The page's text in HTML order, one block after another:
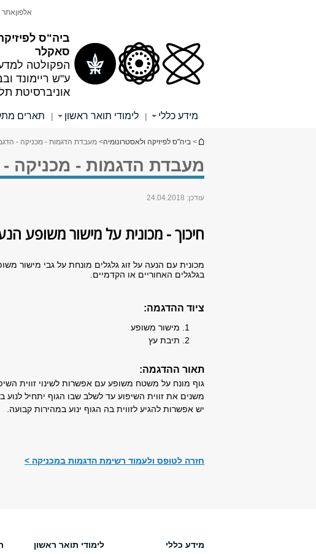
ביה"ס
סאקלר
הפקולטה
ע"ש ריימונד
אוניברסיטת
אלפוןאתר
מידע כללי | לימודי תואר ראשון | תארים
הינך נמצא כאן
> ביה"ס לפיזיקה ולאסטרונומיה> מעבדת הדגמות - מכניקה -
מעבדת הדגמות - מכניקה -
עודכן: 24.04.2018
חיכוך - מכונית על מישור משופע
מכונית עם הנעה על זוג גלגלים מונחת על גבי מישור
בגלגלים האחוריים או הקדמיים.
ציוד ההדגמה:
מישור משופע
תיבת עץ
תאור ההדגמה:
גוף מונח על משטח משופע עם אפשרות לשינוי זווית
משנים את זווית השיפוע עד לשלב שבו הגוף יתחיל לנוע
יש אפשרות להגיע לזווית בה הגוף ינוע במהירות קבועה.
חזרה לטופס ולעמוד רשימת הדגמות במכניקה >
מידע כללי
לימודי תואר ראשון